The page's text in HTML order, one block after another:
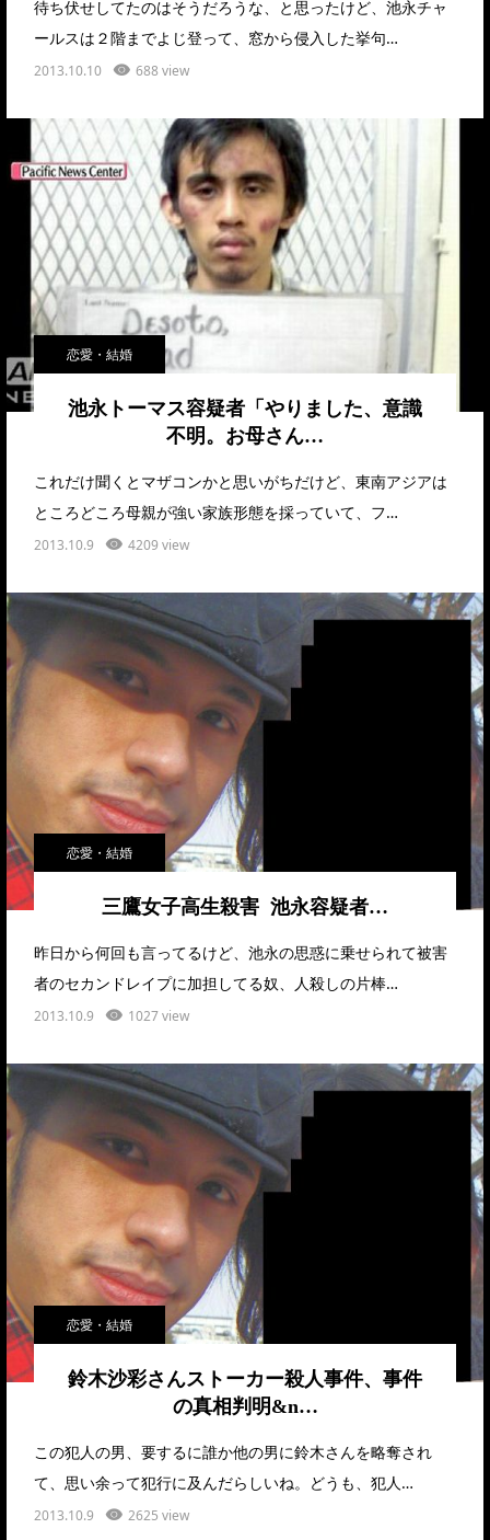
待ち伏せしてたのはそうだろうな、と思ったけど、池永チャ
ールスは２階までよじ登って、窓から侵入した挙句…
2013.10.10 688 view
恋愛・結婚
池永トーマス容疑者「やりました、意識
不明。お母さん…
これだけ聞くとマザコンかと思いがちだけど、東南アジアは
ところどころ母親が強い家族形態を採っていて、フ…
2013.10.9 4209 view
恋愛・結婚
三鷹女子高生殺害 池永容疑者…
昨日から何回も言ってるけど、池永の思惑に乗せられて被害
者のセカンドレイプに加担してる奴、人殺しの片棒…
2013.10.9 1027 view
恋愛・結婚
鈴木沙彩さんストーカー殺人事件、事件
の真相判明&n…
この犯人の男、要するに誰か他の男に鈴木さんを略奪され
て、思い余って犯行に及んだらしいね。どうも、犯人…
2013.10.9 2625 view